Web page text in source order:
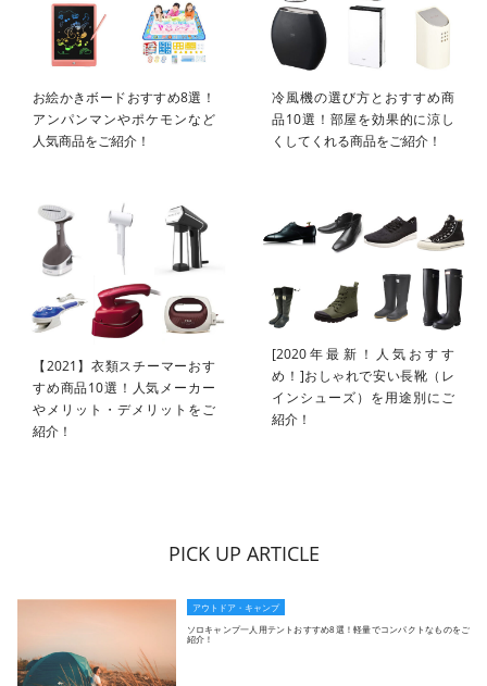
お絵かきボードおすすめ8選！
アンパンマンやポケモンなど
人気商品をご紹介！
冷風機の選び方とおすすめ商
品10選！部屋を効果的に涼し
くしてくれる商品をご紹介！
【2021】衣類スチーマーおす
すめ商品10選！人気メーカー
やメリット・デメリットをご
紹介！
[2020年最新！人気おすす
め！]おしゃれで安い長靴（レ
インシューズ）を用途別にご
紹介！
PICK UP ARTICLE
アウトドア・キャンプ
ソロキャンプ一人用テントおすすめ8選！軽量でコンパクトなものをご
紹介！